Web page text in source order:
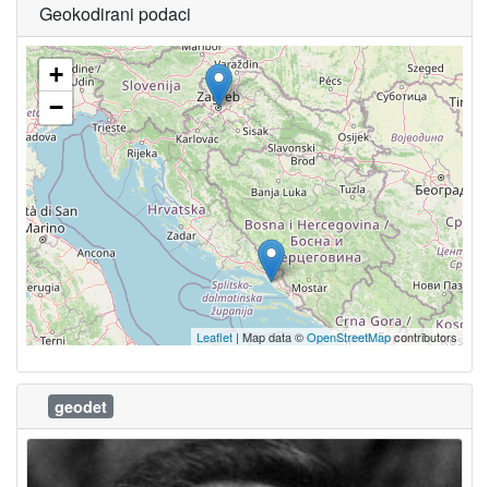
Geokodirani podaci
+
−
Leaflet | Map data ©OpenStreetMapcontributors
geodet